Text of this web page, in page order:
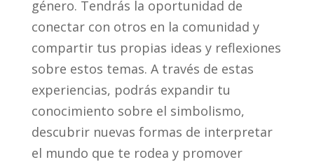
género. Tendrás la oportunidad de
conectar con otros en la comunidad y
compartir tus propias ideas y reflexiones
sobre estos temas. A través de estas
experiencias, podrás expandir tu
conocimiento sobre el simbolismo,
descubrir nuevas formas de interpretar
el mundo que te rodea y promover